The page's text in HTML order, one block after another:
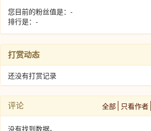
您目前的粉丝值是：-
排行是：-
打赏动态
还没有打赏记录
评论 全部 只看作者
没有找到数据。